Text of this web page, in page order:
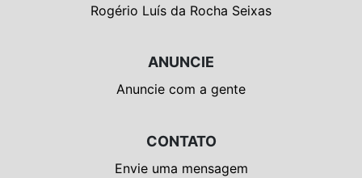
Rogério Luís da Rocha Seixas
ANUNCIE
Anuncie com a gente
CONTATO
Envie uma mensagem